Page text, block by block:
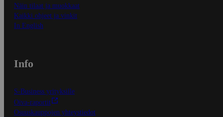
Näin tilaat ja muokkaat
Kaikki ohjeet ja vinkit
In English
Info
S-Business yrityksille
Oiva-raportit
Osuuskauppojen yhteystiedot